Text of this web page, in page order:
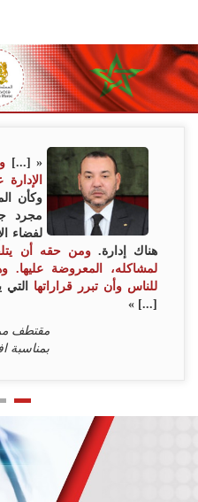
الرئيسية
حول البوابة
تقديم شكاية
تتبع شكاية
تقديم ملاحظة
تقديم إقتراح
أسئلة وأجوبة
« [...]
وكأن
مجرد
لفضاء
هناك إدارة. ومن حقه أن
لمشاكله، المعروضة عليها.
للناس وأن تبرر قراراتها
[...] »
مقتطف
بمناسبة